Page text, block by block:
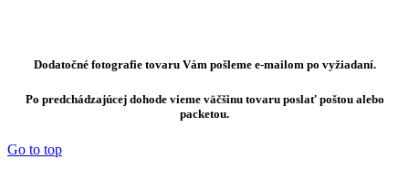
Dodatočné fotografie tovaru Vám pošleme e-mailom po vyžiadaní.
Po predchádzajúcej dohode vieme väčšinu tovaru poslať poštou alebo
packetou.
Go to top